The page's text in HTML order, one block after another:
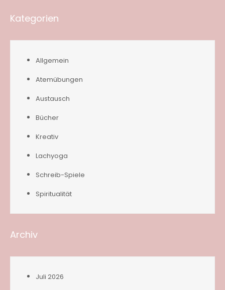
Kategorien
Allgemein
Atemübungen
Austausch
Bücher
Kreativ
Lachyoga
Schreib-Spiele
Spiritualität
Archiv
Juli 2026